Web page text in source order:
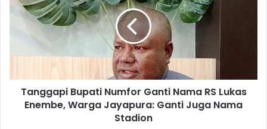
p
B
Tanggapi Bupati Numfor Ganti Nama RS Lukas
Enembe, Warga Jayapura: Ganti Juga Nama
Stadion